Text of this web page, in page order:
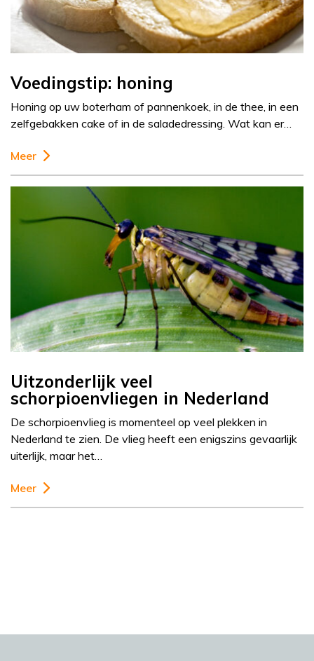
Voedingstip: honing
Honing op uw boterham of pannenkoek, in de thee, in een
zelfgebakken cake of in de saladedressing. Wat kan er…
Meer
Uitzonderlijk veel
schorpioenvliegen in Nederland
De schorpioenvlieg is momenteel op veel plekken in
Nederland te zien. De vlieg heeft een enigszins gevaarlijk
uiterlijk, maar het…
Meer